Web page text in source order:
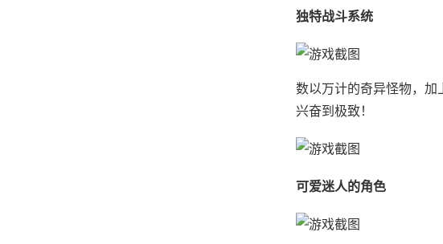
独特战斗系统
数以万计的奇异怪物，加
兴奋到极致！
可爱迷人的角色